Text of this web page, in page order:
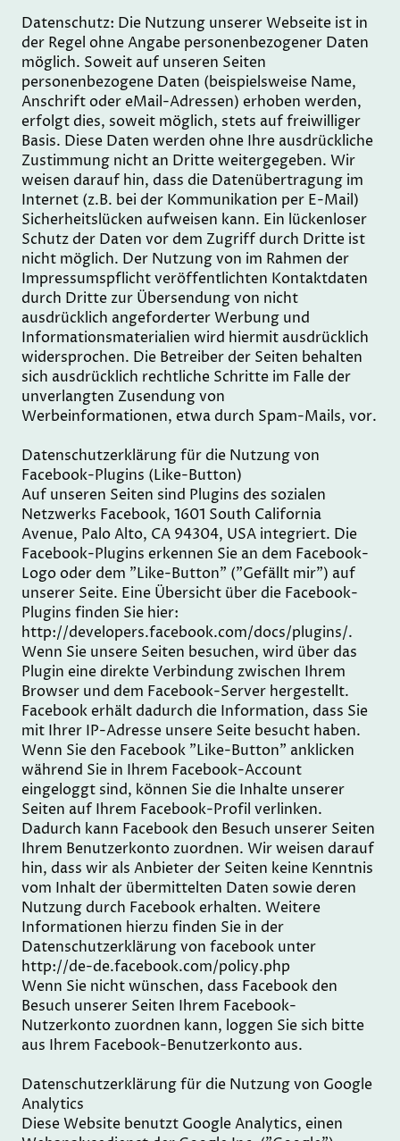
Datenschutz: Die Nutzung unserer Webseite ist in
der Regel ohne Angabe personenbezogener Daten
möglich. Soweit auf unseren Seiten
personenbezogene Daten (beispielsweise Name,
Anschrift oder eMail-Adressen) erhoben werden,
erfolgt dies, soweit möglich, stets auf freiwilliger
Basis. Diese Daten werden ohne Ihre ausdrückliche
Zustimmung nicht an Dritte weitergegeben. Wir
weisen darauf hin, dass die Datenübertragung im
Internet (z.B. bei der Kommunikation per E-Mail)
Sicherheitslücken aufweisen kann. Ein lückenloser
Schutz der Daten vor dem Zugriff durch Dritte ist
nicht möglich. Der Nutzung von im Rahmen der
Impressumspflicht veröffentlichten Kontaktdaten
durch Dritte zur Übersendung von nicht
ausdrücklich angeforderter Werbung und
Informationsmaterialien wird hiermit ausdrücklich
widersprochen. Die Betreiber der Seiten behalten
sich ausdrücklich rechtliche Schritte im Falle der
unverlangten Zusendung von
Werbeinformationen, etwa durch Spam-Mails, vor.
Datenschutzerklärung für die Nutzung von
Facebook-Plugins (Like-Button)
Auf unseren Seiten sind Plugins des sozialen
Netzwerks Facebook, 1601 South California
Avenue, Palo Alto, CA 94304, USA integriert. Die
Facebook-Plugins erkennen Sie an dem Facebook-
Logo oder dem "Like-Button" ("Gefällt mir") auf
unserer Seite. Eine Übersicht über die Facebook-
Plugins finden Sie hier:
http://developers.facebook.com/docs/plugins/.
Wenn Sie unsere Seiten besuchen, wird über das
Plugin eine direkte Verbindung zwischen Ihrem
Browser und dem Facebook-Server hergestellt.
Facebook erhält dadurch die Information, dass Sie
mit Ihrer IP-Adresse unsere Seite besucht haben.
Wenn Sie den Facebook "Like-Button" anklicken
während Sie in Ihrem Facebook-Account
eingeloggt sind, können Sie die Inhalte unserer
Seiten auf Ihrem Facebook-Profil verlinken.
Dadurch kann Facebook den Besuch unserer Seiten
Ihrem Benutzerkonto zuordnen. Wir weisen darauf
hin, dass wir als Anbieter der Seiten keine Kenntnis
vom Inhalt der übermittelten Daten sowie deren
Nutzung durch Facebook erhalten. Weitere
Informationen hierzu finden Sie in der
Datenschutzerklärung von facebook unter
http://de-de.facebook.com/policy.php
Wenn Sie nicht wünschen, dass Facebook den
Besuch unserer Seiten Ihrem Facebook-
Nutzerkonto zuordnen kann, loggen Sie sich bitte
aus Ihrem Facebook-Benutzerkonto aus.
Datenschutzerklärung für die Nutzung von Google
Analytics
Diese Website benutzt Google Analytics, einen